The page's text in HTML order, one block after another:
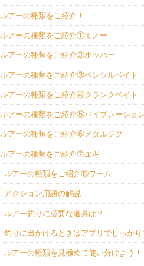
ルアーの種類をご紹介！
ルアーの種類をご紹介①ミノー
ルアーの種類をご紹介②ポッパー
ルアーの種類をご紹介③ペンシルベイト
ルアーの種類をご紹介④クランクベイト
ルアーの種類をご紹介⑤バイブレーショ
ルアーの種類をご紹介⑥メタルジグ
ルアーの種類をご紹介⑦エギ
ルアーの種類をご紹介⑧ワーム
アクション用語の解説
ルアー釣りに必要な道具は？
釣りに出かけるときはアプリでしっかり
ルアーの種類を見極めて使い分けよう！